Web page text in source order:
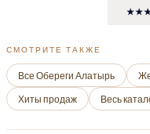
СМОТРИТЕ ТАКЖЕ
Все Обереги Алатырь
Хиты продаж
Весь